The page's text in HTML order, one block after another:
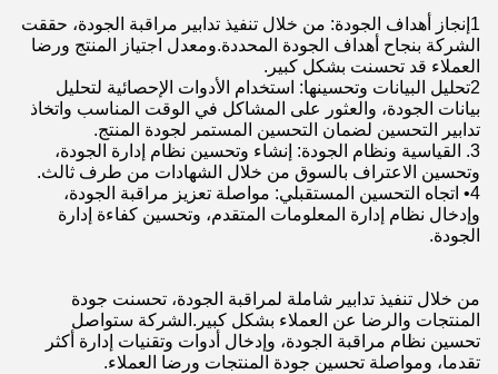
1إنجاز أهداف الجودة: من خلال تنفيذ تدابير مراقبة الجودة، حققت
الشركة بنجاح أهداف الجودة المحددة.ومعدل اجتياز المنتج ورضا
العملاء قد تحسنت بشكل كبير.
2تحليل البيانات وتحسينها: استخدام الأدوات الإحصائية لتحليل
بيانات الجودة، والعثور على المشاكل في الوقت المناسب واتخاذ
تدابير التحسين لضمان التحسين المستمر لجودة المنتج.
3. القياسية ونظام الجودة: إنشاء وتحسين نظام إدارة الجودة،
وتحسين الاعتراف بالسوق من خلال الشهادات من طرف ثالث.
4• اتجاه التحسين المستقبلي: مواصلة تعزيز مراقبة الجودة،
وإدخال نظام إدارة المعلومات المتقدم، وتحسين كفاءة إدارة
الجودة.
من خلال تنفيذ تدابير شاملة لمراقبة الجودة، تحسنت جودة
المنتجات والرضا عن العملاء بشكل كبير.الشركة ستواصل
تحسين نظام مراقبة الجودة، وإدخال أدوات وتقنيات إدارة أكثر
تقدما، ومواصلة تحسين جودة المنتجات ورضا العملاء.